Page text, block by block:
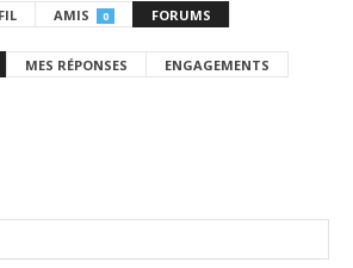
AMIS 0 FORUMS
MES RÉPONSES ENGAGEMENTS